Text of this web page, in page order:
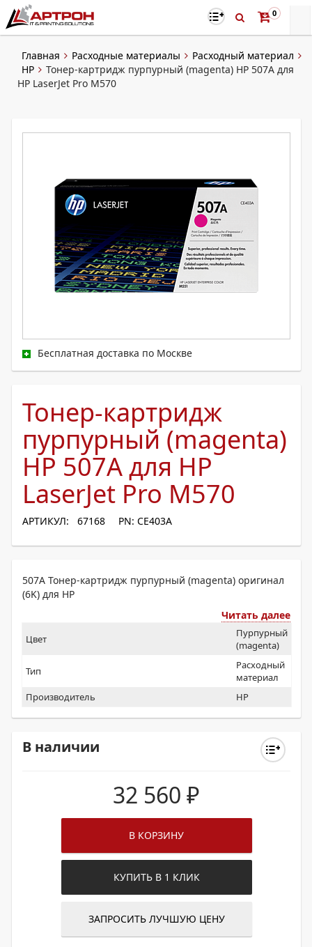
0
Главная Расходные материалы
Расходный материал
HP
Тонер-картридж пурпурный (magenta) HP 507A для
HP LaserJet Pro M570
Бесплатная доставка по Москве
Тонер-картридж
пурпурный (magenta)
HP 507A для HP
LaserJet Pro M570
АРТИКУЛ: 67168 PN: CE403A
507A Тонер-картридж пурпурный (magenta) оригинал
(6K) для HP
Читать далее
Цвет
Пурпурный
(magenta)
Тип
Расходный
материал
Производитель
HP
В наличии
32 560 ₽
В КОРЗИНУ
КУПИТЬ В 1 КЛИК
ЗАПРОСИТЬ ЛУЧШУЮ ЦЕНУ